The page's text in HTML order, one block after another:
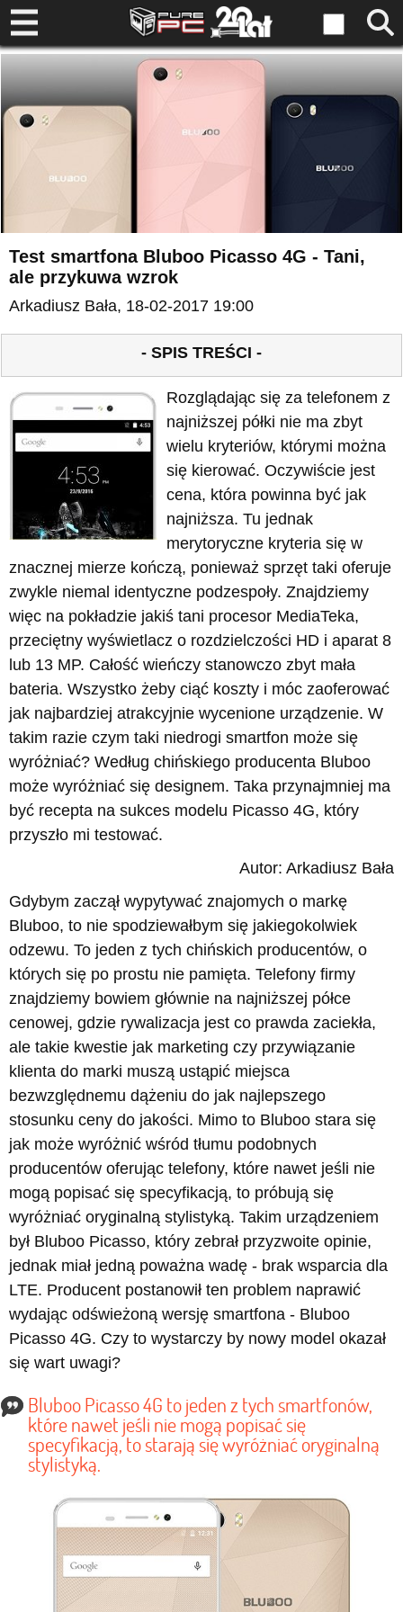
Test smartfona Bluboo Picasso 4G - Tani,
ale przykuwa wzrok
Arkadiusz Bała, 18-02-2017 19:00
- SPIS TREŚCI -
Rozglądając się za telefonem z
najniższej półki nie ma zbyt
wielu kryteriów, którymi można
się kierować. Oczywiście jest
cena, która powinna być jak
najniższa. Tu jednak
merytoryczne kryteria się w
znacznej mierze kończą, ponieważ sprzęt taki oferuje
zwykle niemal identyczne podzespoły. Znajdziemy
więc na pokładzie jakiś tani procesor MediaTeka,
przeciętny wyświetlacz o rozdzielczości HD i aparat 8
lub 13 MP. Całość wieńczy stanowczo zbyt mała
bateria. Wszystko żeby ciąć koszty i móc zaoferować
jak najbardziej atrakcyjnie wycenione urządzenie. W
takim razie czym taki niedrogi smartfon może się
wyróżniać? Według chińskiego producenta Bluboo
może wyróżniać się designem. Taka przynajmniej ma
być recepta na sukces modelu Picasso 4G, który
przyszło mi testować.
Autor: Arkadiusz Bała
Gdybym zaczął wypytywać znajomych o markę
Bluboo, to nie spodziewałbym się jakiegokolwiek
odzewu. To jeden z tych chińskich producentów, o
których się po prostu nie pamięta. Telefony firmy
znajdziemy bowiem głównie na najniższej półce
cenowej, gdzie rywalizacja jest co prawda zaciekła,
ale takie kwestie jak marketing czy przywiązanie
klienta do marki muszą ustąpić miejsca
bezwzględnemu dążeniu do jak najlepszego
stosunku ceny do jakości. Mimo to Bluboo stara się
jak może wyróżnić wśród tłumu podobnych
producentów oferując telefony, które nawet jeśli nie
mogą popisać się specyfikacją, to próbują się
wyróżniać oryginalną stylistyką. Takim urządzeniem
był Bluboo Picasso, który zebrał przyzwoite opinie,
jednak miał jedną poważna wadę - brak wsparcia dla
LTE. Producent postanowił ten problem naprawić
wydając odświeżoną wersję smartfona - Bluboo
Picasso 4G. Czy to wystarczy by nowy model okazał
się wart uwagi?
Bluboo Picasso 4G to jeden z tych smartfonów,
które nawet jeśli nie mogą popisać się
specyfikacją, to starają się wyróżniać oryginalną
stylistyką.